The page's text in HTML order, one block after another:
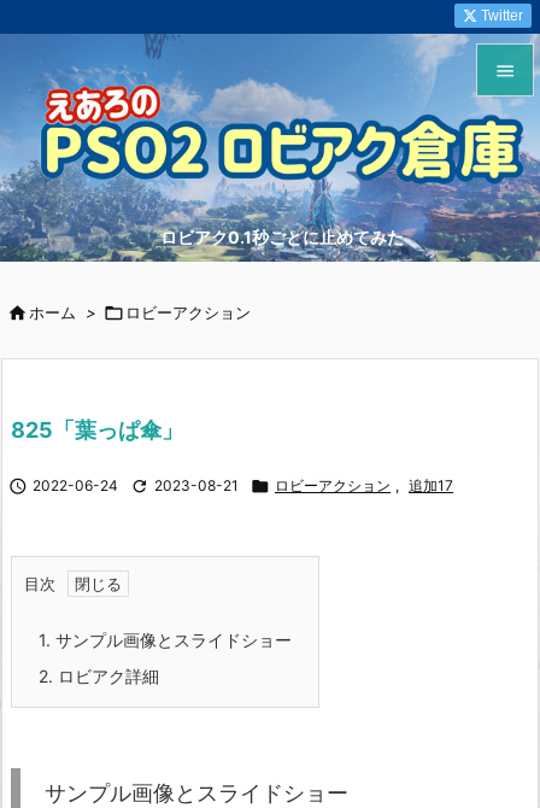
ロビアク0.1秒ごとに止めてみた


メニュ

サイド


Twitter
ホーム >  ロビーアクション
825「葉っぱ傘」
 2022-06-24  2023-08-21  ロビーアクション , 追加17
目次
1. サンプル画像とスライドショー
2. ロビアク詳細
サンプル画像とスライドショー